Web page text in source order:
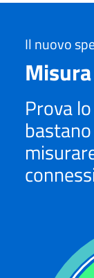
Il nuovo
Prova